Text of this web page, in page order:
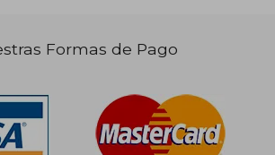
Formas de Pago